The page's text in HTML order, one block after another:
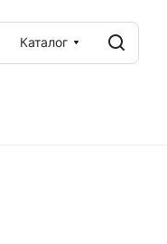
Каталог